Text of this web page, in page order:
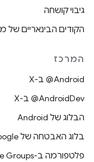
גיבוי קושחה
הקודים הבינאריים של
המרכז
‫‎@Android ב-X
‫‎@AndroidDev ב-X
הבלוג של Android
בלוג האבטחה של Google
פלטפורמה ב-Google Groups